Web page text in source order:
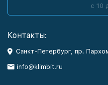
с 10
Контакты:
Санкт-Петербург, пр.
info@klimbit.ru